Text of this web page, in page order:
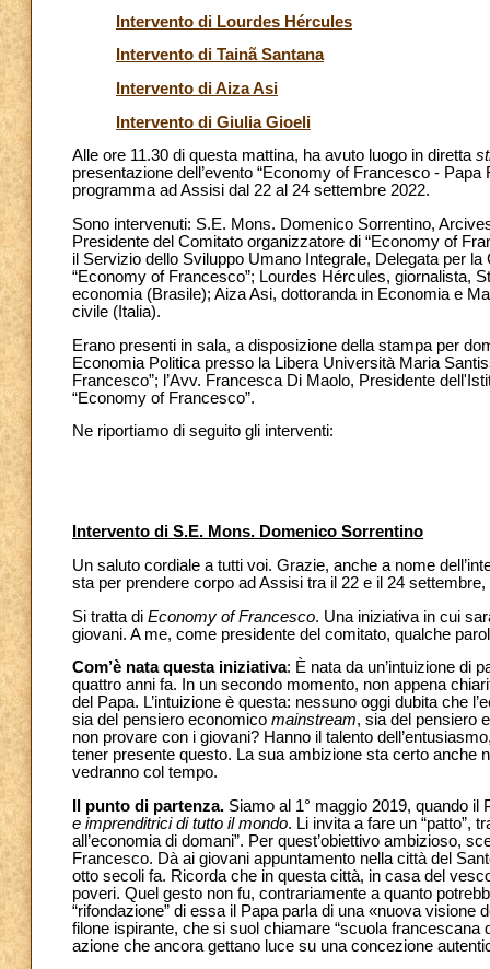
Intervento di Lourdes Hércules
Intervento di Tainã Santana
Intervento di Aiza Asi
Intervento di Giulia Gioeli
Alle ore 11.30 di questa mattina, ha avuto luogo in diretta
presentazione dell’evento “Economy of Francesco -
programma ad Assisi dal 22 al 24 settembre 2022.
Sono intervenuti: S.E. Mons. Domenico Sorrentino,
Presidente del Comitato organizzatore di “Economy of
il Servizio dello Sviluppo Umano Integrale, Delegata per
“Economy of Francesco”; Lourdes Hércules, giornalista,
economia (Brasile); Aiza Asi, dottoranda in Economia e
civile (Italia).
Erano presenti in sala, a disposizione della stampa per
Economia Politica presso la Libera Università Maria
Francesco”; l’Avv. Francesca Di Maolo, Presidente
“Economy of Francesco”.
Ne riportiamo di seguito gli interventi:
Intervento di S.E. Mons. Domenico Sorrentino
Un saluto cordiale a tutti voi. Grazie, anche a nome
sta per prendere corpo ad Assisi tra il 22 e il 24
Si tratta di Economy of Francesco. Una iniziativa in cui
giovani. A me, come presidente del comitato, qualche
Com’è nata questa iniziativa: È nata da un’intuizione di
quattro anni fa. In un secondo momento, non appena
del Papa. L’intuizione è questa: nessuno oggi dubita che
sia del pensiero economico mainstream, sia del pensiero
non provare con i giovani? Hanno il talento
tener presente questo. La sua ambizione sta certo anche
vedranno col tempo.
Il punto di partenza. Siamo al 1° maggio 2019, quando
e imprenditrici di tutto il mondo. Li invita a fare un “patto”,
all’economia di domani”. Per quest’obiettivo ambizioso,
Francesco. Dà ai giovani appuntamento nella città del
otto secoli fa. Ricorda che in questa città, in casa del
poveri. Quel gesto non fu, contrariamente a quanto
“rifondazione” di essa il Papa parla di una «nuova
filone ispirante, che si suol chiamare “scuola francescana
azione che ancora gettano luce su una concezione